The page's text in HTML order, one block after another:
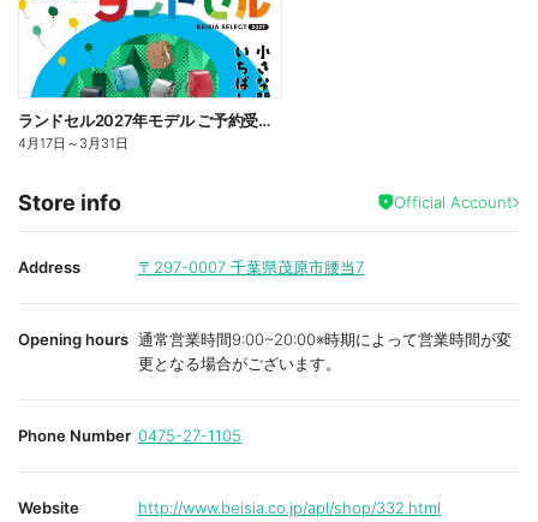
ランドセル2027年モデル ご予約受付中!
4月17日 ～ 3月31日
Store info Official Account
Address 〒297-0007 千葉県茂原市腰当7
Opening hours 通常営業時間9:00~20:00※時期によって営業時間が変
更となる場合がございます。
Phone Number 0475-27-1105
Website http://www.beisia.co.jp/apl/shop/332.html